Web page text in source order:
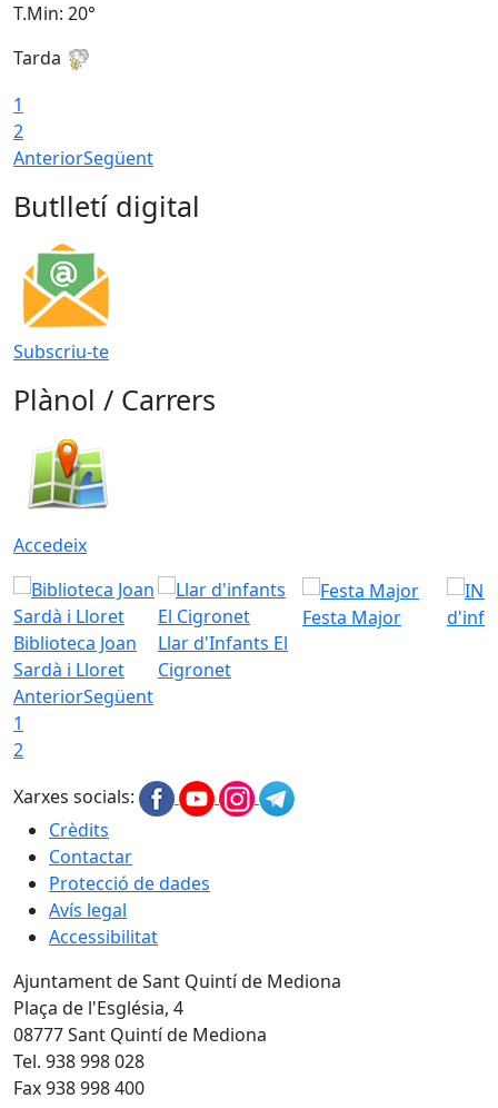
T.Min: 20°
Tarda
1
2
AnteriorSegüent
Butlletí digital
Subscriu-te
Plànol / Carrers
Accedeix
Biblioteca Joan
Sardà i Lloret
Llar d'Infants El
Cigronet
Festa Major
AnteriorSegüent
1
2
Xarxes socials:
Crèdits
Contactar
Protecció de dades
Avís legal
Accessibilitat
Ajuntament de Sant Quintí de Mediona
Plaça de l'Església, 4
08777 Sant Quintí de Mediona
Tel. 938 998 028
Fax 938 998 400